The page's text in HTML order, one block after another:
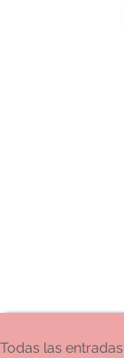
Todas las entradas